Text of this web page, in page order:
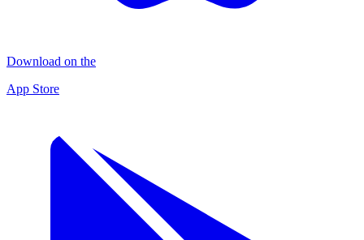
Download on the
App Store